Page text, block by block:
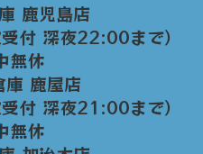
鹿児島店
深夜22:00まで）
無休
鹿屋店
深夜21:00まで）
無休